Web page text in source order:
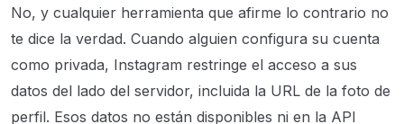
No, y cualquier herramienta que afirme lo contrario no
te dice la verdad. Cuando alguien configura su cuenta
como privada, Instagram restringe el acceso a sus
datos del lado del servidor, incluida la URL de la foto de
perfil. Esos datos no están disponibles ni en la API